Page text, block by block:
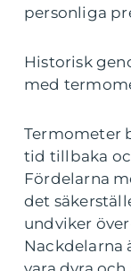
personliga
Historisk
med
Termometer
tid tillbaka
Fördelarna
det
undviker
Nackdelarna